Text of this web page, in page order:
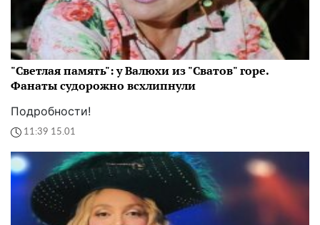
"Светлая память": у Валюхи из "Сватов" горе.
Фанаты судорожно всхлипнули
Подробности!
11:39 15.01